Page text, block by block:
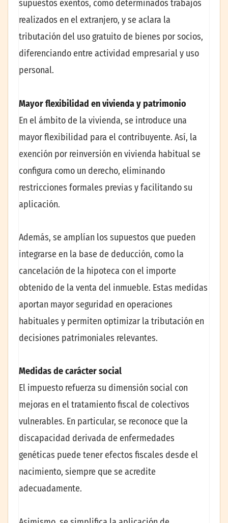
supuestos exentos, como determinados trabajos
realizados en el extranjero, y se aclara la
tributación del uso gratuito de bienes por socios,
diferenciando entre actividad empresarial y uso
personal.
Mayor flexibilidad en vivienda y patrimonio
En el ámbito de la vivienda, se introduce una
mayor flexibilidad para el contribuyente. Así, la
exención por reinversión en vivienda habitual se
configura como un derecho, eliminando
restricciones formales previas y facilitando su
aplicación.
Además, se amplían los supuestos que pueden
integrarse en la base de deducción, como la
cancelación de la hipoteca con el importe
obtenido de la venta del inmueble. Estas medidas
aportan mayor seguridad en operaciones
habituales y permiten optimizar la tributación en
decisiones patrimoniales relevantes.
Medidas de carácter social
El impuesto refuerza su dimensión social con
mejoras en el tratamiento fiscal de colectivos
vulnerables. En particular, se reconoce que la
discapacidad derivada de enfermedades
genéticas puede tener efectos fiscales desde el
nacimiento, siempre que se acredite
adecuadamente.